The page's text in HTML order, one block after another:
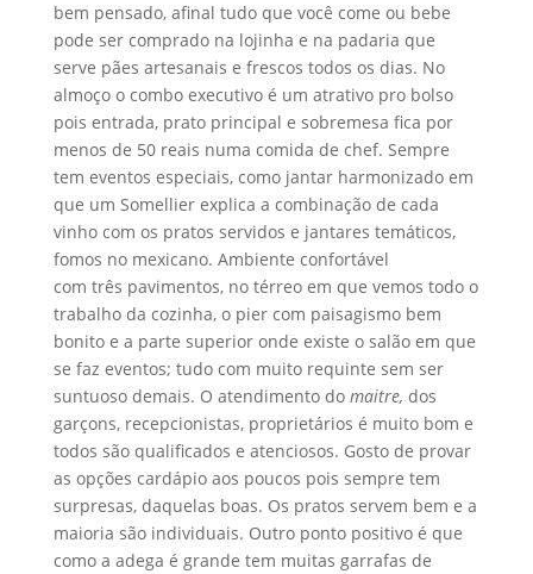
bem pensado, afinal tudo que você come ou bebe
pode ser comprado na lojinha e na padaria que
serve pães artesanais e frescos todos os dias. No
almoço o combo executivo é um atrativo pro bolso
pois entrada, prato principal e sobremesa fica por
menos de 50 reais numa comida de chef. Sempre
tem eventos especiais, como jantar harmonizado em
que um Somellier explica a combinação de cada
vinho com os pratos servidos e jantares temáticos,
fomos no mexicano. Ambiente confortável
com três pavimentos, no térreo em que vemos todo o
trabalho da cozinha, o pier com paisagismo bem
bonito e a parte superior onde existe o salão em que
se faz eventos; tudo com muito requinte sem ser
suntuoso demais. O atendimento do maitre, dos
garçons, recepcionistas, proprietários é muito bom e
todos são qualificados e atenciosos. Gosto de provar
as opções cardápio aos poucos pois sempre tem
surpresas, daquelas boas. Os pratos servem bem e a
maioria são individuais. Outro ponto positivo é que
como a adega é grande tem muitas garrafas de